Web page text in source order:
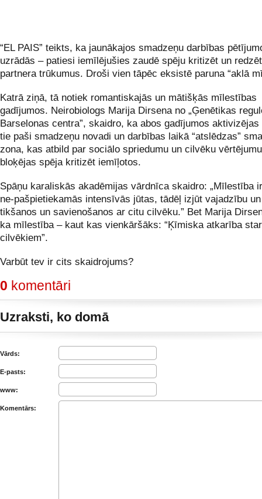
“EL PAIS” teikts, ka jaunākajos smadzeņu darbības
uzrādās – patiesi iemīlējušies zaudē spēju kritizēt un
partnera trūkumus. Droši vien tāpēc eksistē paruna “aklā
Katrā ziņā, tā notiek romantiskajās un mātišķās mīlestības
gadījumos. Neirobiologs Marija Dirsena no „Ģenētikas
Barselonas centra”, skaidro, ka abos gadījumos aktivizējas
tie paši smadzeņu novadi un darbības laikā “atslēdzas”
zona, kas atbild par sociālo spriedumu un cilvēku
bloķējas spēja kritizēt iemīļotos.
Spāņu karaliskās akadēmijas vārdnīca skaidro: „Mīlestība
ne-pašpietiekamās intensīvās jūtas, tādēļ izjūt vajadzību
tikšanos un savienošanos ar citu cilvēku.” Bet Marija
ka mīlestība – kaut kas vienkāršāks: “Ķīmiska atkarība
cilvēkiem”.
Varbūt tev ir cits skaidrojums?
0 komentāri
Uzraksti, ko domā
Vārds:
E-pasts:
www:
Komentārs: